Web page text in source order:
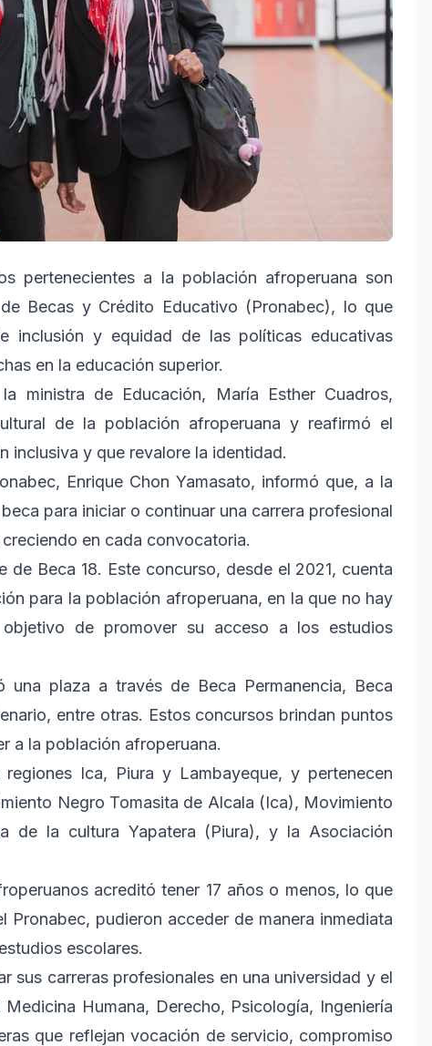
pertenecientes a la población afroperuana son
Becas y Crédito Educativo (Pronabec), lo que
inclusión y equidad de las políticas educativas
en la educación superior.
ministra de Educación, María Esther Cuadros,
de la población afroperuana y reafirmó el
inclusiva y que revalore la identidad.
Enrique Chon Yamasato, informó que, a la
para iniciar o continuar una carrera profesional
en cada convocatoria.
Beca 18. Este concurso, desde el 2021, cuenta
para la población afroperuana, en la que no hay
de promover su acceso a los estudios
plaza a través de Beca Permanencia, Beca
entre otras. Estos concursos brindan puntos
a la población afroperuana.
Ica, Piura y Lambayeque, y pertenecen
Negro Tomasita de Alcala (Ica), Movimiento
de la cultura Yapatera (Piura), y la Asociación
acreditó tener 17 años o menos, lo que
pudieron acceder de manera inmediata
escolares.
sus carreras profesionales en una universidad y el
Humana, Derecho, Psicología, Ingeniería
que reflejan vocación de servicio, compromiso